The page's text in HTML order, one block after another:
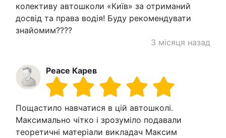
колективу автошколи «Київ» за отриманий
досвід та права водія! Буду рекомендувати
знайомим????
3 місяця назад
Peace Карев
Пощастило навчатися в цій автошколі.
Максимально чітко і зрозуміло подавали
теоретичні матеріали викладач Максим